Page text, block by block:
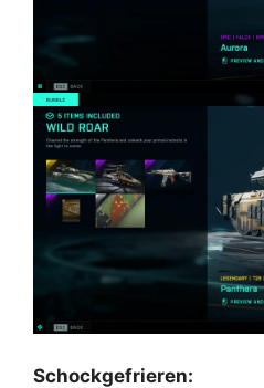
Schockgefrieren: